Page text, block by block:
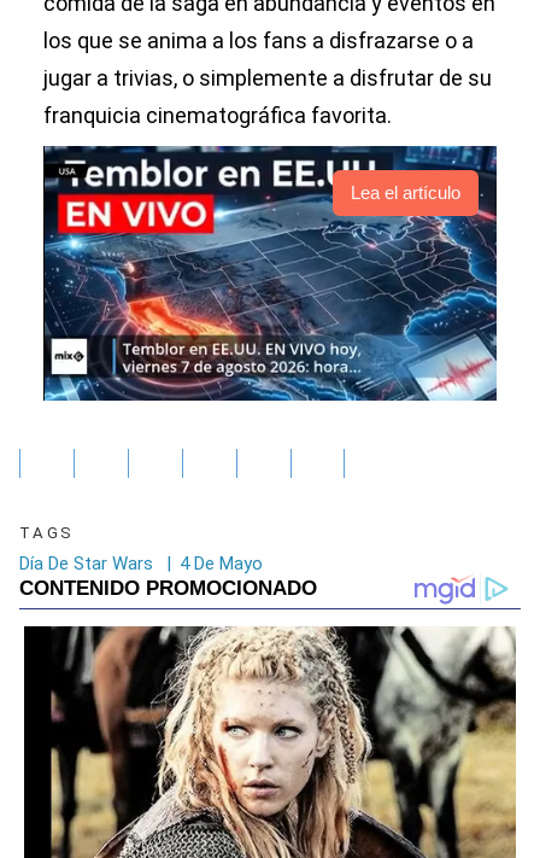
los que se anima a los fans a disfrazarse o a
jugar a trivias, o simplemente a disfrutar de su
franquicia cinematográfica favorita.
Lea el artículo
TAGS
Día De Star Wars | 4 De Mayo